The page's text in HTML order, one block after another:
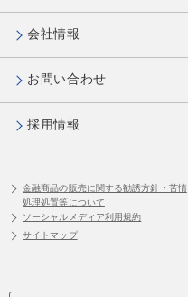
会社情報
お問い合わせ
採用情報
金融商品の販売に関する勧誘方針・苦情
処理処置等について
ソーシャルメディア利用規約
サイトマップ